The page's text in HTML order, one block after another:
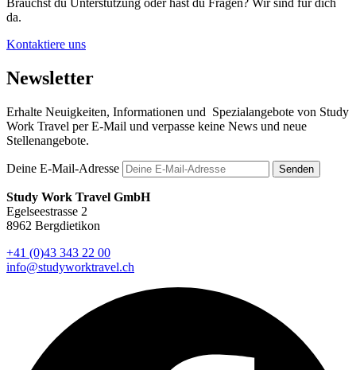
da.
Kontaktiere uns
Newsletter
Erhalte Neuigkeiten, Informationen und Spezialangebote von Study
Work Travel per E-Mail und verpasse keine News und neue
Stellenangebote.
Deine E-Mail-Adresse Senden
Study Work Travel GmbH
Egelseestrasse 2
8962 Bergdietikon
+41 (0)43 343 22 00
info@studyworktravel.ch